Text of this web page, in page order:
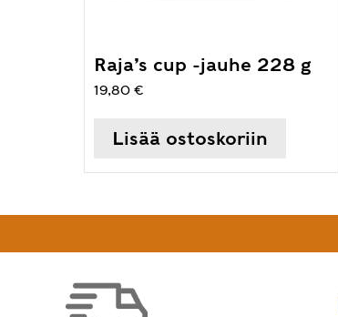
Raja’s cup -jauhe 228 g
19,80 €
Lisää ostoskoriin